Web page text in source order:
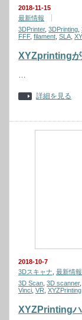
2018-11-15
最新情報
3DPrinter, 3DPrinting
FFF, filament SLA
XYZprintingが
…
詳細を見る
2018-10-7
3Dスキャナ 最新情報
3D Scan 3D scanner,
Vinci VR XYZPrinting
XYZPrintingハ